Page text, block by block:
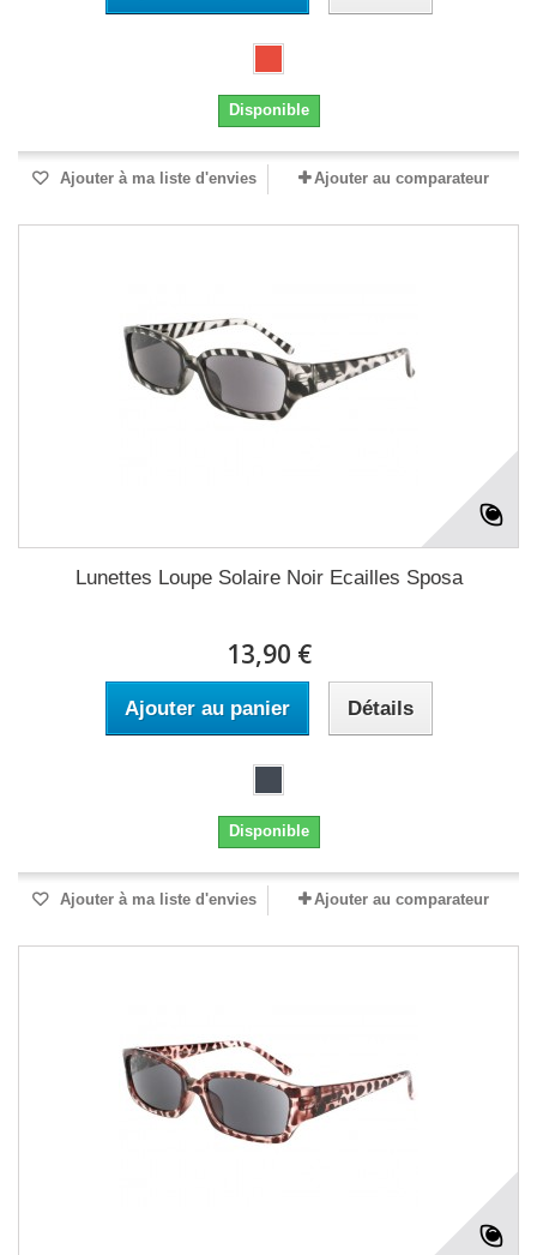
Disponible
Ajouter à ma liste d'envies Ajouter au comparateur
Lunettes Loupe Solaire Noir Ecailles Sposa
13,90 €
Ajouter au panier Détails
Disponible
Ajouter à ma liste d'envies Ajouter au comparateur